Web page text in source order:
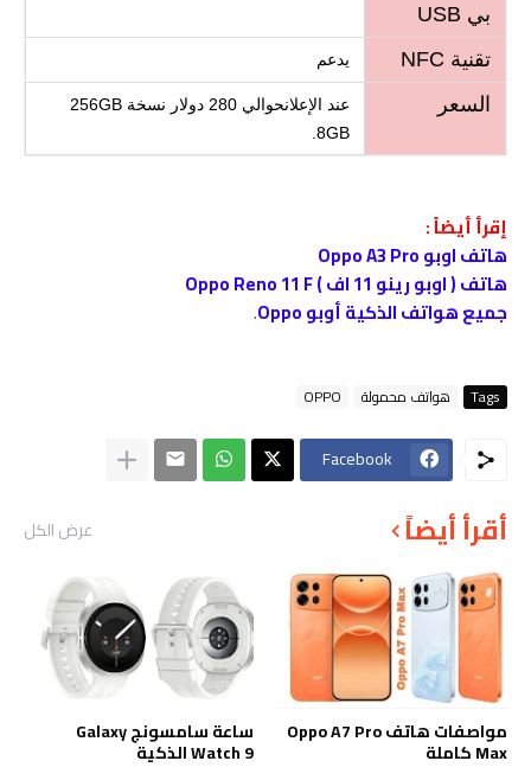
بي USB
تقنية NFC يدعم
السعر
عند الإعلانحوالي 280 دولار نسخة 256GB
8GB.
إقرأ أيضاً :
هاتف اوبو Oppo A3 Pro
هاتف ( اوبو رينو 11 اف ) Oppo Reno 11 F
جميع هواتف الذكية أوبو Oppo
.
Tags هواتف محمولة OPPO
Facebook
أقرأ أيضاً عرض الكل
مواصفات هاتف Oppo A7 Pro
Max كاملة
ساعة سامسونج Galaxy
Watch 9 الذكية